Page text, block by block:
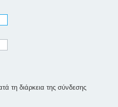
τη διάρκεια της σύνδεσης